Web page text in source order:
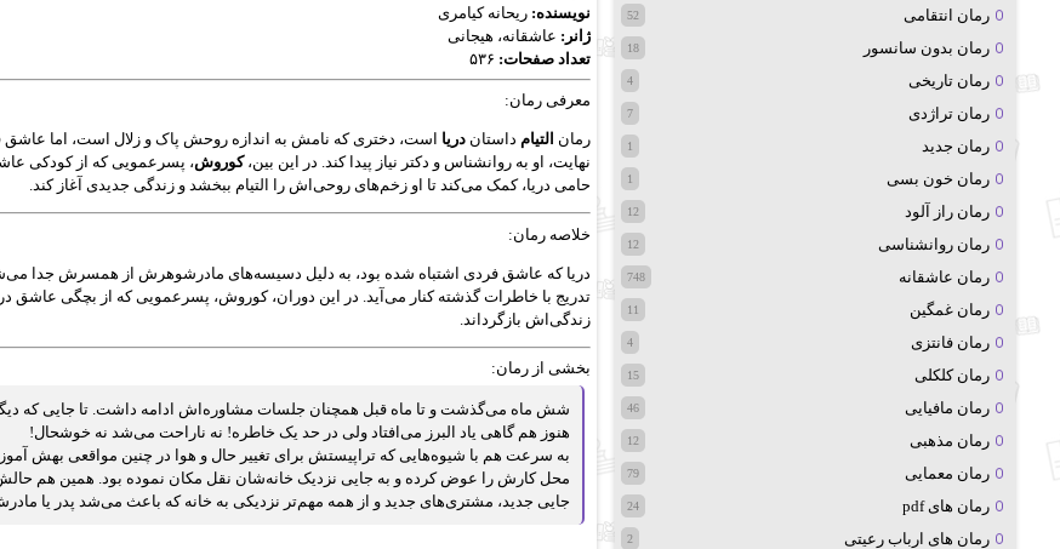
نویسنده: ریحانه کیامری
ژانر: عاشقانه، هیجانی
تعداد صفحات:
معرفی رمان:
رمان التیام داستان دریا است، دختری که نامش به اندازه روحش پاک و زلال است، اما
نهایت، او به روانشناس و دکتر نیاز پیدا کند. در این بین،کوروش، پسرعمویی که از کودکی
حامی دریا، کمک می‌کند تا او زخم‌های روحی‌اش را التیام ببخشد و زندگی جدیدی آغاز کند.
خلاصه رمان:
دریا که عاشق فردی اشتباه شده بود، به دلیل دسیسه‌های مادرشوهرش از همسرش جدا
تدریج با خاطرات گذشته کنار می‌آید. در این دوران، کوروش، پسرعمویی که از بچگی عاشق
زندگی‌اش بازگرداند.
بخشی از رمان:
شش ماه می‌گذشت و تا ماه قبل همچنان جلسات مشاوره‌اش ادامه داشت. تا جایی که
هنوز هم گاهی یاد البرز می‌افتاد ولی در حد یک خاطره! نه ناراحت می‌شد نه خوشحال!
به سرعت هم با شیوه‌هایی که تراپیستش برای تغییر حال و هوا در چنین مواقعی بهش
محل کارش را عوض کرده و به جایی نزدیک خانه‌شان نقل مکان نموده بود. همین هم حالش
جایی جدید، مشتری‌های جدید و از همه مهم‌تر نزدیکی به خانه که باعث می‌شد پدر یا
رمان انتقامی 52
رمان بدون سانسور 18
رمان تاریخی 4
رمان تراژدی 7
رمان جدید 1
رمان خون بسی 1
رمان راز آلود 12
رمان روانشناسی 12
رمان عاشقانه 748
رمان غمگین 11
رمان فانتزی 4
رمان کلکلی 15
رمان مافیایی 46
رمان مذهبی 12
رمان معمایی 79
رمان های pdf 24
رمان های ارباب رعیتی 2